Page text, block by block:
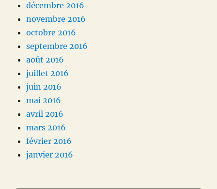
décembre 2016
novembre 2016
octobre 2016
septembre 2016
août 2016
juillet 2016
juin 2016
mai 2016
avril 2016
mars 2016
février 2016
janvier 2016